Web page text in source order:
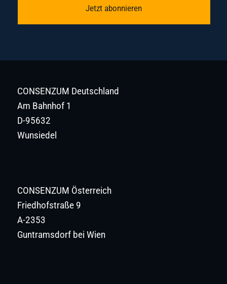
Jetzt abonnieren
CONSENZUM Deutschland
Am Bahnhof 1
D-95632
Wunsiedel
CONSENZUM Österreich
Friedhofstraße 9
A-2353
Guntramsdorf bei Wien